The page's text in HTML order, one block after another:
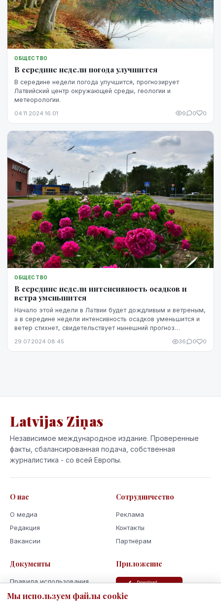
ОБЩЕСТВО
В середине недели погода улучшится
В середине недели погода улучшится, прогнозирует
Латвийский центр окружающей среды, геологии и
метеорологии.
04.11.2024 16:01 9 0 0
ОБЩЕСТВО
В середине недели интенсивность осадков и
ветра уменьшится
Начало этой недели в Латвии будет дождливым и ветреным,
а в середине недели интенсивность осадков уменьшится и
ветер стихнет, свидетельствует нынешний прогноз
29.07.2024 08:45 36 0 0
Latvijas Ziņas
Независимое международное издание. Проверенные
факты, сбалансированная подача, собственная
журналистика - со всей Европы.
О нас
О медиа
Редакция
Вакансии
Сотрудничество
Реклама
Контакты
Партнёрам
Документы
Правила использования
Политика
Приложение
Мы используем файлы cookie